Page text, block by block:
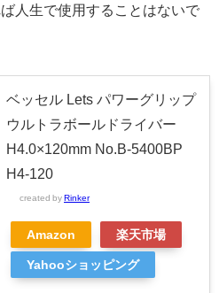
人生で使用することはないで
ベッセル Lets パワーグリップ
ウルトラボールドライバー
H4.0×120mm No.B-5400BP
H4-120
created by Rinker
Amazon 楽天市場
Yahooショッピング